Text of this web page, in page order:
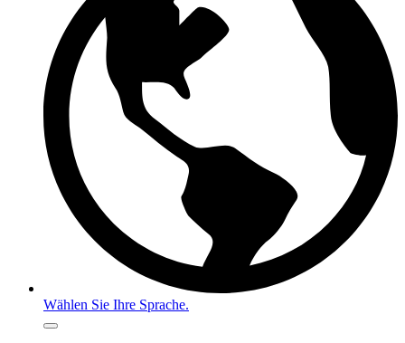
Wählen Sie Ihre Sprache.